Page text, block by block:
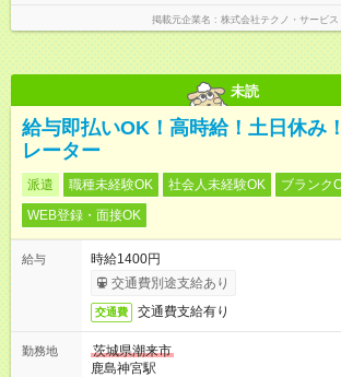
掲載元企業名 株式会社テクノ・サービス
未読
給与即払いOK！高時給！土日休み
レーター
派遣 職種未経験OK 社会人未経験OK
ブランク
WEB登録・面接OK
給与
時給1400円
交通費別途支給あり
交通費 交通費支給有り
勤務地
茨城県潮来市
鹿島神宮駅